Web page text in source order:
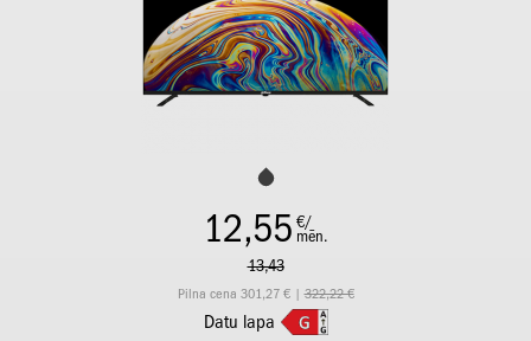
12,55 €/
mēn.
13,43
Pilna cena 301,27 € |322,22 €
Datu lapa